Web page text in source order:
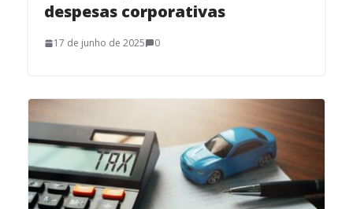
despesas corporativas
17 de junho de 2025 0